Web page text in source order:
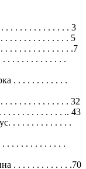
. . . . . . . . . . . . . . 3
. . . . . . . . . . . . . . 5
. . . . . . . . . . . . . . .7
. . . . . . . . . . . . .
. . . . . . . . . . . .
. . . . . . . . . . . . . . 32
. . . . . . . . . . . . . .. 43
. . . . . . . . . . . . .
. . . . . . . . . . . . .
. . . . . . . . . . . . .70